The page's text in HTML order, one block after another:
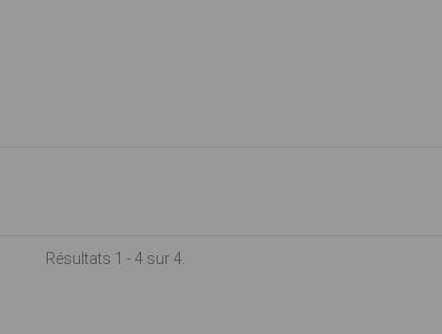
Résultats 1 - 4 sur 4.